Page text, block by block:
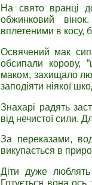
На свято вранці
обжинковий
вплетеними в косу,
Освячений мак
обсипали корову,
маком, захищало
заподіяти ніякої
Знахарі радять
від нечистої сили.
За переказами,
викупається в
Діти дуже
Готується вона ось